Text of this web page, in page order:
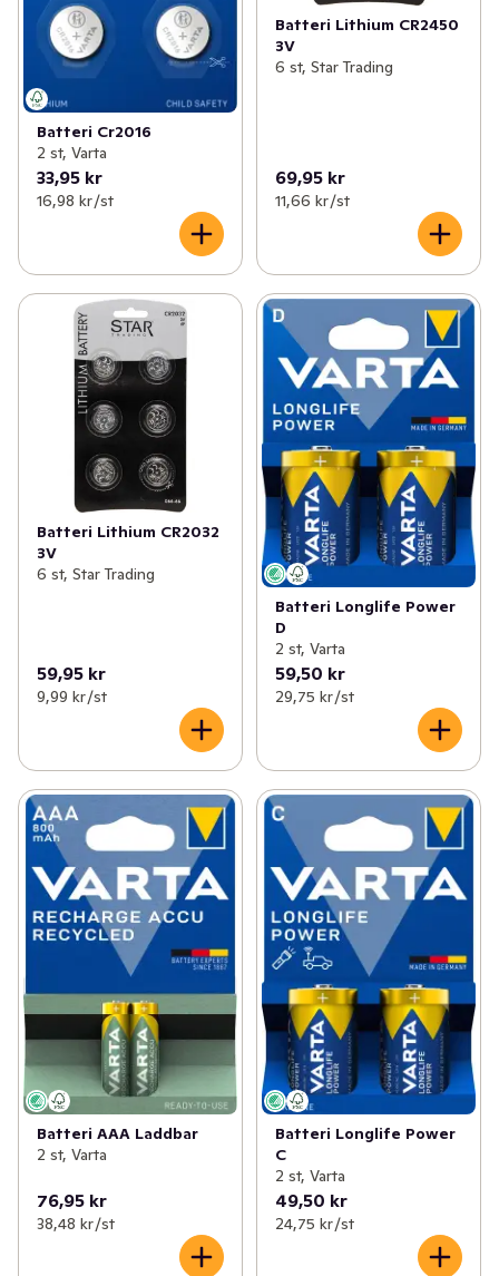
Batteri Cr2016
2 st, Varta
33,95 kr
16,98 kr /st
Batteri Lithium CR2450
3V
6 st, Star Trading
69,95 kr
11,66 kr /st
Batteri Lithium CR2032
3V
6 st, Star Trading
59,95 kr
9,99 kr /st
Batteri Longlife Power
D
2 st, Varta
59,50 kr
29,75 kr /st
Batteri AAA Laddbar
2 st, Varta
76,95 kr
38,48 kr /st
Batteri Longlife Power
C
2 st, Varta
49,50 kr
24,75 kr /st